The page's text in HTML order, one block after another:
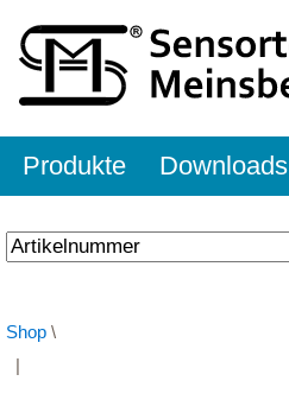
Produkte Downloads
Shop \
|